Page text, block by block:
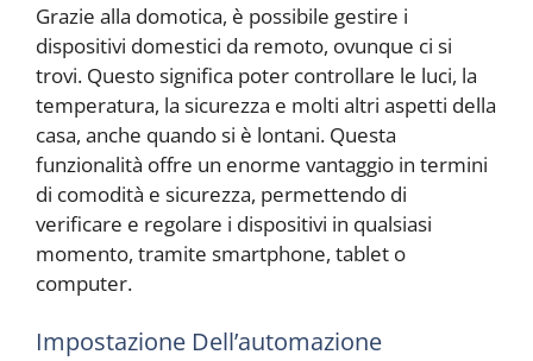
Grazie alla domotica, è possibile gestire i
dispositivi domestici da remoto, ovunque ci si
trovi. Questo significa poter controllare le luci, la
temperatura, la sicurezza e molti altri aspetti della
casa, anche quando si è lontani. Questa
funzionalità offre un enorme vantaggio in termini
di comodità e sicurezza, permettendo di
verificare e regolare i dispositivi in qualsiasi
momento, tramite smartphone, tablet o
computer.
Impostazione Dell’automazione